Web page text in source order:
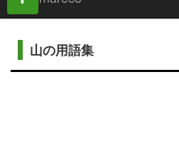
山の用語集